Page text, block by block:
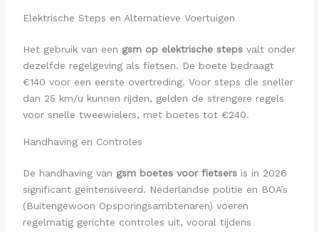
Elektrische Steps en Alternatieve Voertuigen
Het gebruik van een gsm op elektrische stepsvalt onder
dezelfde regelgeving als fietsen. De boete bedraagt
€140 voor een eerste overtreding. Voor steps die sneller
dan 25 km/u kunnen rijden, gelden de strengere regels
voor snelle tweewielers, met boetes tot €240.
Handhaving en Controles
De handhaving van gsm boetes voor fietsersis in 2026
significant geïntensiveerd. Nederlandse politie en BOA’s
(Buitengewoon Opsporingsambtenaren) voeren
regelmatig gerichte controles uit, vooral tijdens